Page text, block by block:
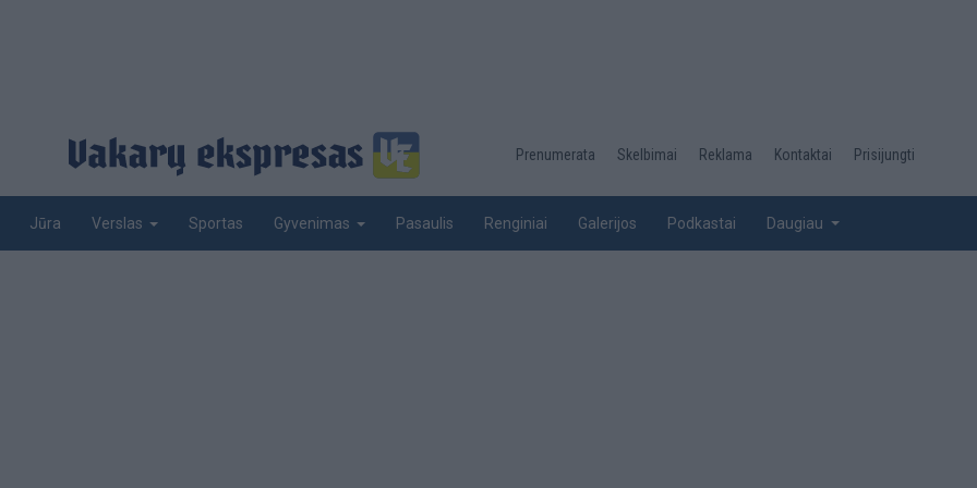
Desktop
top
Prenumerata Skelbimai Reklama Kontaktai Prisijungti
Jūra Verslas Sportas Gyvenimas Pasaulis Renginiai Galerijos Podkastai Daugiau